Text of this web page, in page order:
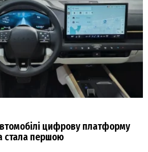
цифрову платформу
стала першою